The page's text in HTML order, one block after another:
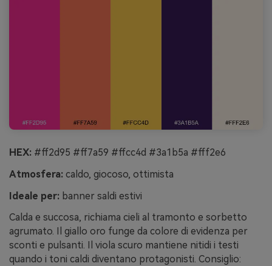
HEX: #ff2d95 #ff7a59 #ffcc4d #3a1b5a #fff2e6
Atmosfera: caldo, giocoso, ottimista
Ideale per: banner saldi estivi
Calda e succosa, richiama cieli al tramonto e sorbetto
agrumato. Il giallo oro funge da colore di evidenza per
sconti e pulsanti. Il viola scuro mantiene nitidi i testi
quando i toni caldi diventano protagonisti. Consiglio: